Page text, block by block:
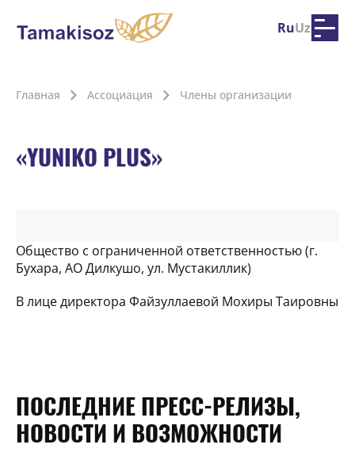
RuUz
Главная Ассоциация Члены организации
«YUNIKO PLUS»
Общество с ограниченной ответственностью (г.
Бухара, АО Дилкушо, ул. Мустакиллик)
В лице директора Файзуллаевой Мохиры Таировны
ПОСЛЕДНИЕ ПРЕСС-РЕЛИЗЫ,
НОВОСТИ И ВОЗМОЖНОСТИ